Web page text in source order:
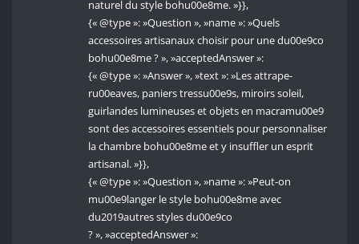
naturel du style bohu00e8me. »}},
{« @type »: »Question », »name »: »Quels
accessoires artisanaux choisir pour une du00e9co
bohu00e8me ? », »acceptedAnswer »:
{« @type »: »Answer », »text »: »Les attrape-
ru00eaves, paniers tressu00e9s, miroirs soleil,
guirlandes lumineuses et objets en macramu00e9
sont des accessoires essentiels pour personnaliser
la chambre bohu00e8me et y insuffler un esprit
artisanal. »}},
{« @type »: »Question », »name »: »Peut-on
mu00e9langer le style bohu00e8me avec
du2019autres styles du00e9co
? », »acceptedAnswer »: